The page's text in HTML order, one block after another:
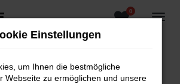
0
Einstellungen
um Ihnen die bestmögliche
Webseite zu ermöglichen und unsere